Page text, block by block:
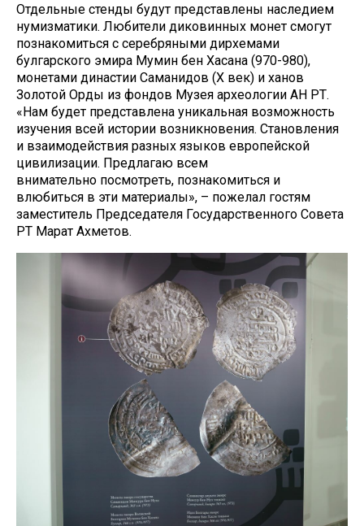
Отдельные стенды будут представлены наследием
нумизматики. Любители диковинных монет смогут
познакомиться с серебряными дирхемами
булгарского эмира Мумин бен Хасана (970-980),
монетами династии Саманидов (Х век) и ханов
Золотой Орды из фондов Музея археологии АН РТ.
«Нам будет представлена уникальная возможность
изучения всей истории возникновения. Становления
и взаимодействия разных языков европейской
цивилизации. Предлагаю всем
внимательно посмотреть, познакомиться и
влюбиться в эти материалы», – пожелал гостям
заместитель Председателя Государственного Совета
РТ Марат Ахметов.